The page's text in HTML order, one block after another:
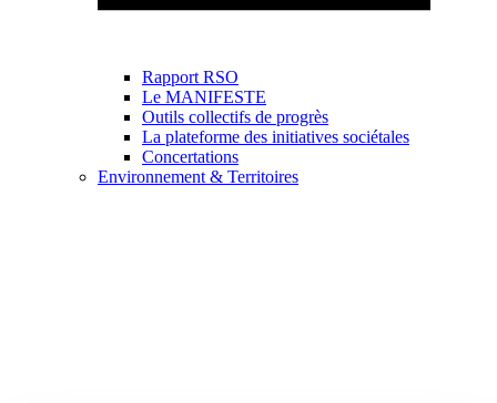
Rapport RSO
Le MANIFESTE
Outils collectifs de progrès
La plateforme des initiatives sociétales
Concertations
Environnement & Territoires